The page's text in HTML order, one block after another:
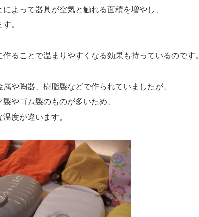
よって器具が空気と触れる面積を増やし、
。
ることで温まりやすくなる効果も持っているのです。
や陶器、樹脂製などで作られていましたが、
やゴム製のものが多いため、
度が違います。